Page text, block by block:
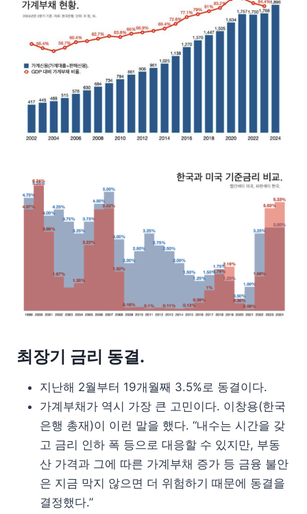
최장기 금리 동결.
지난해 2월부터 19개월째 3.5%로 동결이다.
가계부채가 역시 가장 큰 고민이다. 이창용(한국
은행 총재)이 이런 말을 했다. “내수는 시간을 갖
고 금리 인하 폭 등으로 대응할 수 있지만, 부동
산 가격과 그에 따른 가계부채 증가 등 금융 불안
은 지금 막지 않으면 더 위험하기 때문에 동결을
결정했다.”